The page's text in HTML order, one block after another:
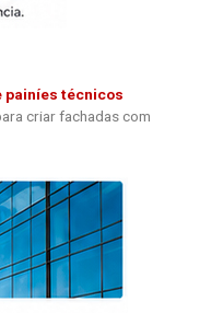
painíes técnicos
criar fachadas com